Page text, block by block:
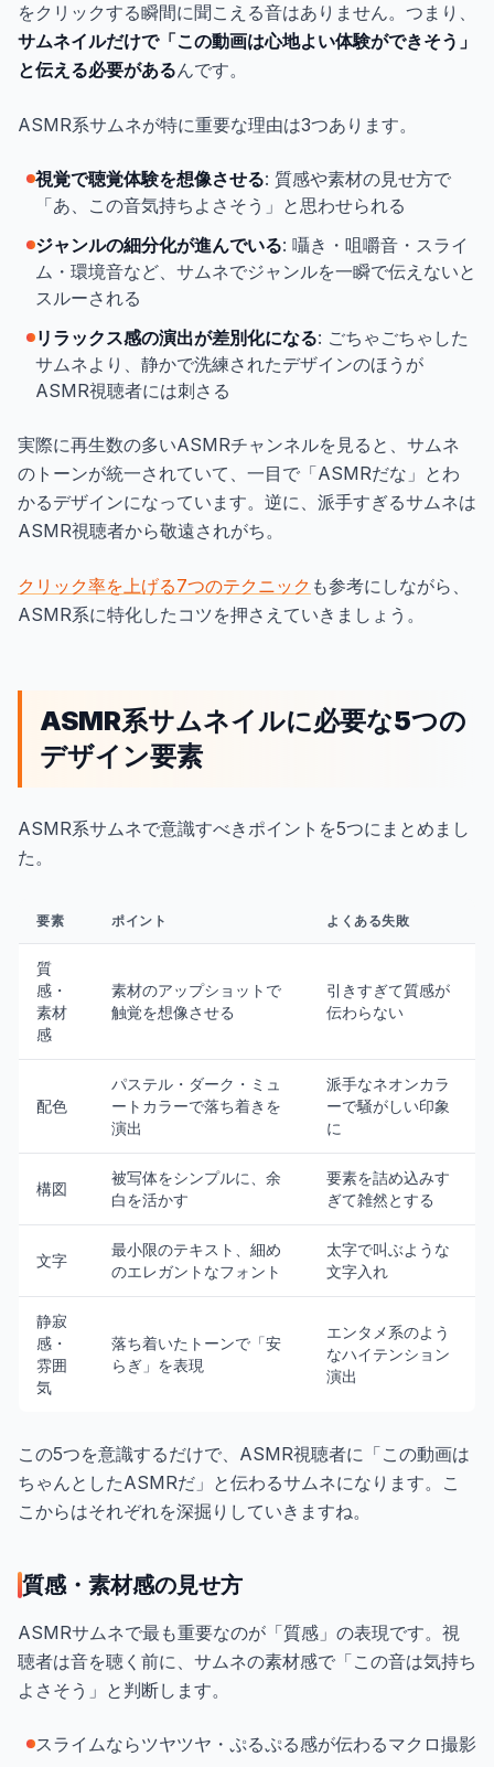
をクリックする瞬間に聞こえる音はありません。つまり、
サムネイルだけで「この動画は心地よい体験ができそう」
と伝える必要があるんです。
ASMR系サムネが特に重要な理由は3つあります。
視覚で聴覚体験を想像させる: 質感や素材の見せ方で
「あ、この音気持ちよさそう」と思わせられる
ジャンルの細分化が進んでいる: 囁き・咀嚼音・スライ
ム・環境音など、サムネでジャンルを一瞬で伝えないと
スルーされる
リラックス感の演出が差別化になる: ごちゃごちゃした
サムネより、静かで洗練されたデザインのほうが
ASMR視聴者には刺さる
実際に再生数の多いASMRチャンネルを見ると、サムネ
のトーンが統一されていて、一目で「ASMRだな」とわ
かるデザインになっています。逆に、派手すぎるサムネは
ASMR視聴者から敬遠されがち。
クリック率を上げる7つのテクニック も参考にしながら、
ASMR系に特化したコツを押さえていきましょう。
ASMR系サムネイルに必要な5つの
デザイン要素
ASMR系サムネで意識すべきポイントを5つにまとめまし
た。
要素 ポイント よくある失敗
質
感・
素材
感
素材のアップショットで
触覚を想像させる
引きすぎて質感が
伝わらない
配色
パステル・ダーク・ミュ
ートカラーで落ち着きを
演出
派手なネオンカラ
ーで騒がしい印象
に
構図
被写体をシンプルに、余
白を活かす
要素を詰め込みす
ぎて雑然とする
文字
最小限のテキスト、細め
のエレガントなフォント
太字で叫ぶような
文字入れ
静寂
感・
雰囲
気
落ち着いたトーンで「安
らぎ」を表現
エンタメ系のよう
なハイテンション
演出
この5つを意識するだけで、ASMR視聴者に「この動画は
ちゃんとしたASMRだ」と伝わるサムネになります。こ
こからはそれぞれを深掘りしていきますね。
質感・素材感の見せ方
ASMRサムネで最も重要なのが「質感」の表現です。視
聴者は音を聴く前に、サムネの素材感で「この音は気持ち
よさそう」と判断します。
スライムならツヤツヤ・ぷるぷる感が伝わるマクロ撮影